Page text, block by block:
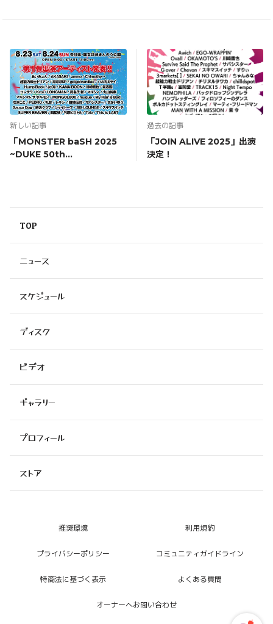
新しい記事
「MONSTER baSH 2025
~DUKE 50th
過去の記事
「JOIN ALIVE 2025」出演
決定！
TOP
ニュース
スケジュール
ディスク
ビデオ
ギャラリー
プロフィール
ストア
推奨環境 利用規約
プライバシーポリシー コミュニティガイドライン
特商法に基づく表示 よくある質問
オーナーへお問い合わせ